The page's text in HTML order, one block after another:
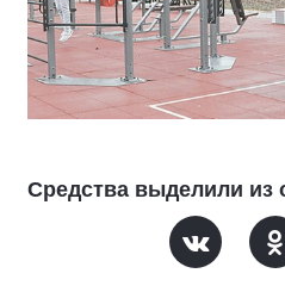
Средства выделили из